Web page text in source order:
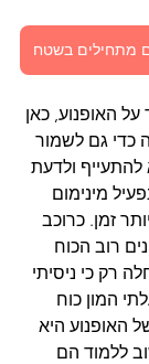
מתחילים בשטח
האופנוע, כאן
כדי גם לשמור
ולדעת
מינימום
זמן. כרוכב
רוב הכוח
רק כי ניסיתי
המון כוח
האופנוע היא
ללמוד הם